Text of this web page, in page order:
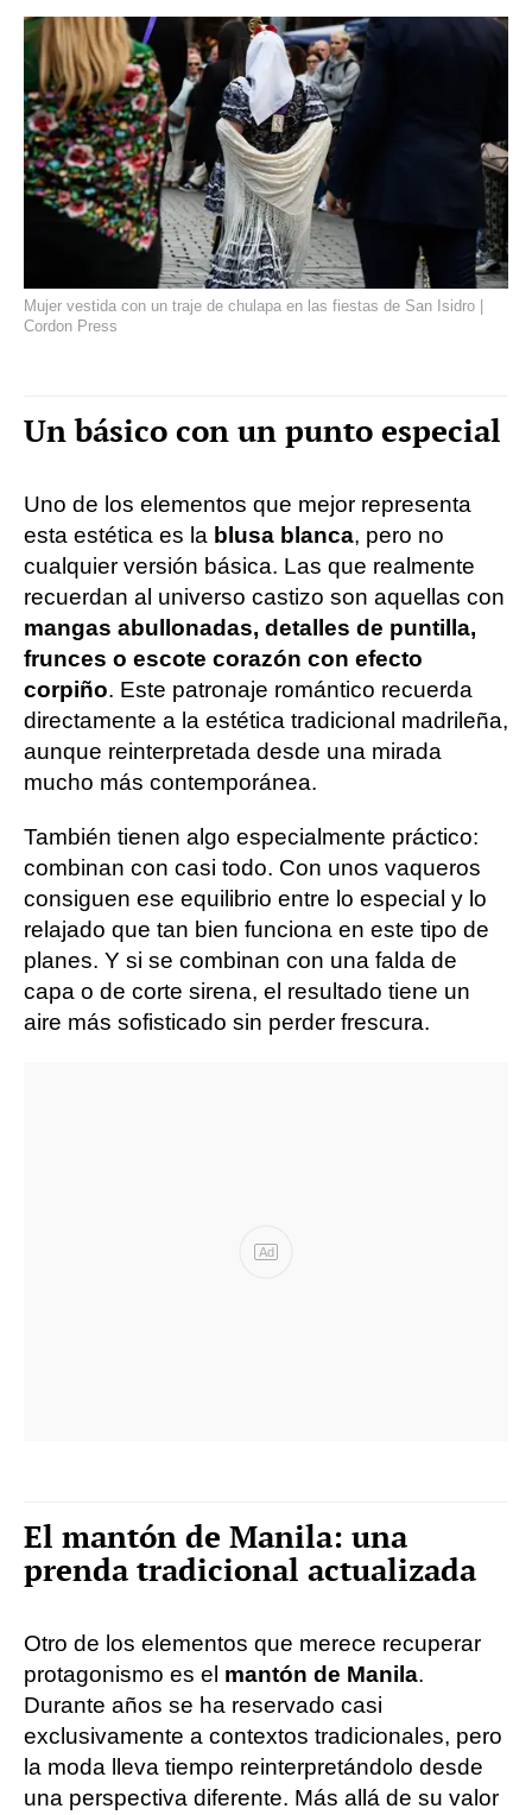
Mujer vestida con un traje de chulapa en las fiestas de San Isidro |
Cordon Press
Un básico con un punto especial
Uno de los elementos que mejor representa
esta estética es la blusa blanca, pero no
cualquier versión básica. Las que realmente
recuerdan al universo castizo son aquellas con
mangas abullonadas, detalles de puntilla,
frunces o escote corazón con efecto
corpiño. Este patronaje romántico recuerda
directamente a la estética tradicional madrileña,
aunque reinterpretada desde una mirada
mucho más contemporánea.
También tienen algo especialmente práctico:
combinan con casi todo. Con unos vaqueros
consiguen ese equilibrio entre lo especial y lo
relajado que tan bien funciona en este tipo de
planes. Y si se combinan con una falda de
capa o de corte sirena, el resultado tiene un
aire más sofisticado sin perder frescura.
Ad
El mantón de Manila: una
prenda tradicional actualizada
Otro de los elementos que merece recuperar
protagonismo es el mantón de Manila.
Durante años se ha reservado casi
exclusivamente a contextos tradicionales, pero
la moda lleva tiempo reinterpretándolo desde
una perspectiva diferente. Más allá de su valor